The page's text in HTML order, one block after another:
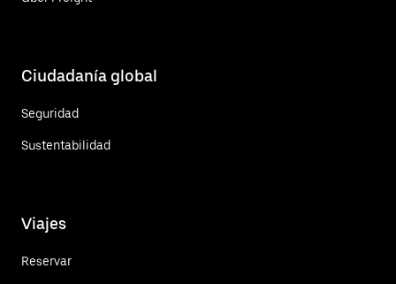
Ciudadanía global
Seguridad
Sustentabilidad
Viajes
Reservar